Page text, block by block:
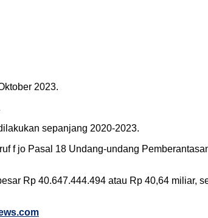
2023.
sepanjang 2020-2023.
f jo Pasal 18 Undang-undang
Rp 40.647.444.494 atau Rp 40,64 miliar,